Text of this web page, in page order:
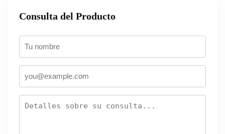
Consulta del Producto